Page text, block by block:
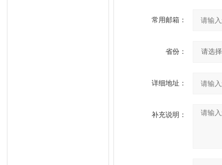
常用邮箱：
省份：
详细地址：
补充说明：